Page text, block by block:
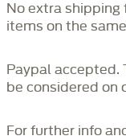
No extra
items on the
Paypal accepted.
be considered on
For further info